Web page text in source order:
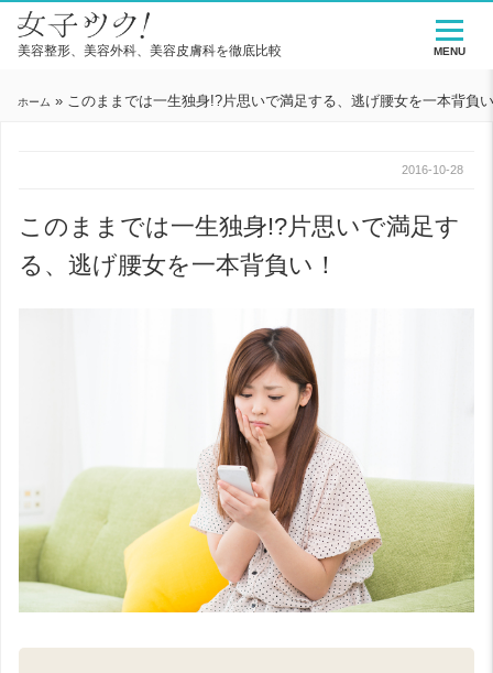
美容整形、美容外科、美容皮膚科を徹底比較
ホーム » このままでは一生独身!?片思いで満足する、逃げ腰女を一本背負
2016-10-28
このままでは一生独身!?片思いで満足す
る、逃げ腰女を一本背負い！
MENU